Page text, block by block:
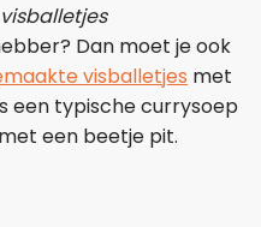
Dan moet je ook
visballetjes met
een typische currysoep
een beetje pit.